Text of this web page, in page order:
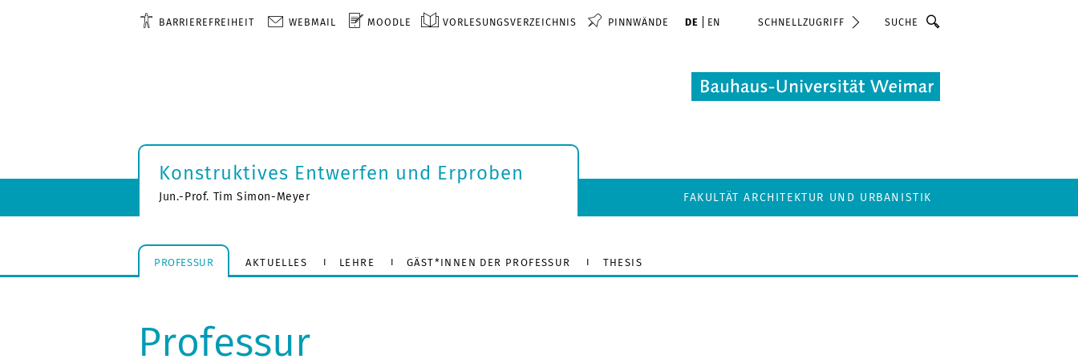
BARRIEREFREIHEIT WEBMAIL MOODLE VORLESUNGSVERZEICHNIS PINNWÄNDE DE EN SCHNELLZUGRIFF Suche
Konstruktives Entwerfen und Erproben
Jun.-Prof. Tim Simon-Meyer FAKULTÄT ARCHITEKTUR UND URBANISTIK
PROFESSUR AKTUELLES LEHRE GÄST*INNEN DER PROFESSUR THESIS
Professur